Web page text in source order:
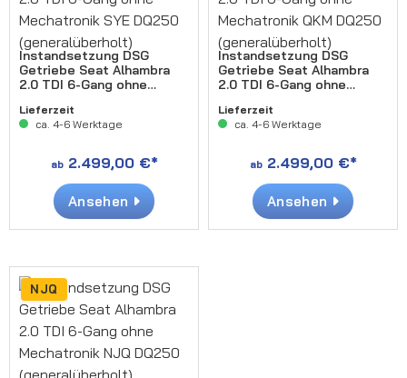
Instandsetzung DSG
Getriebe Seat Alhambra
2.0 TDI 6-Gang ohne
(generalüberholt)
Lieferzeit
ca. 4-6 Werktage
ab2.499,00 €*
Ansehen
Instandsetzung DSG
Getriebe Seat Alhambra
2.0 TDI 6-Gang ohne
(generalüberholt)
Lieferzeit
ca. 4-6 Werktage
ab2.499,00 €*
Ansehen
NJQ